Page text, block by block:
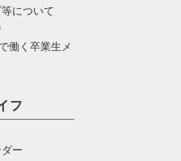
について
働く卒業生メ
フ
ー